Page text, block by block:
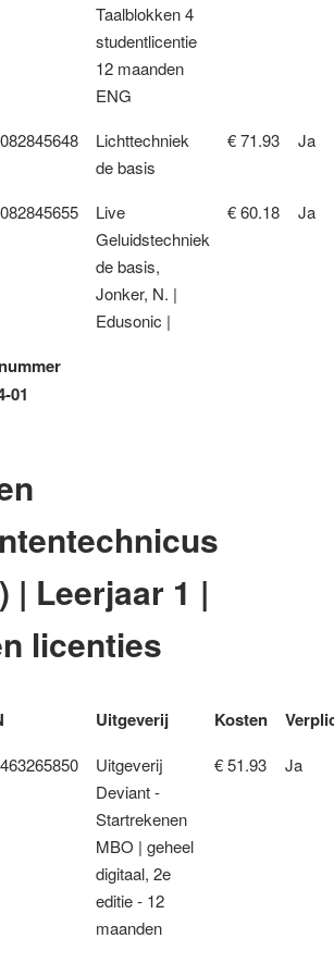
Taalblokken 4
studentlicentie
12 maanden
ENG
Lichttechniek
de basis
€ 71.93 Ja
Live
Geluidstechniek
de basis,
Jonker, N. |
Edusonic |
€ 60.18 Ja
01
| Leerjaar 1 |
licenties
Uitgeverij Kosten
Uitgeverij
Deviant -
Startrekenen
MBO | geheel
digitaal, 2e
editie - 12
maanden
€ 51.93 Ja